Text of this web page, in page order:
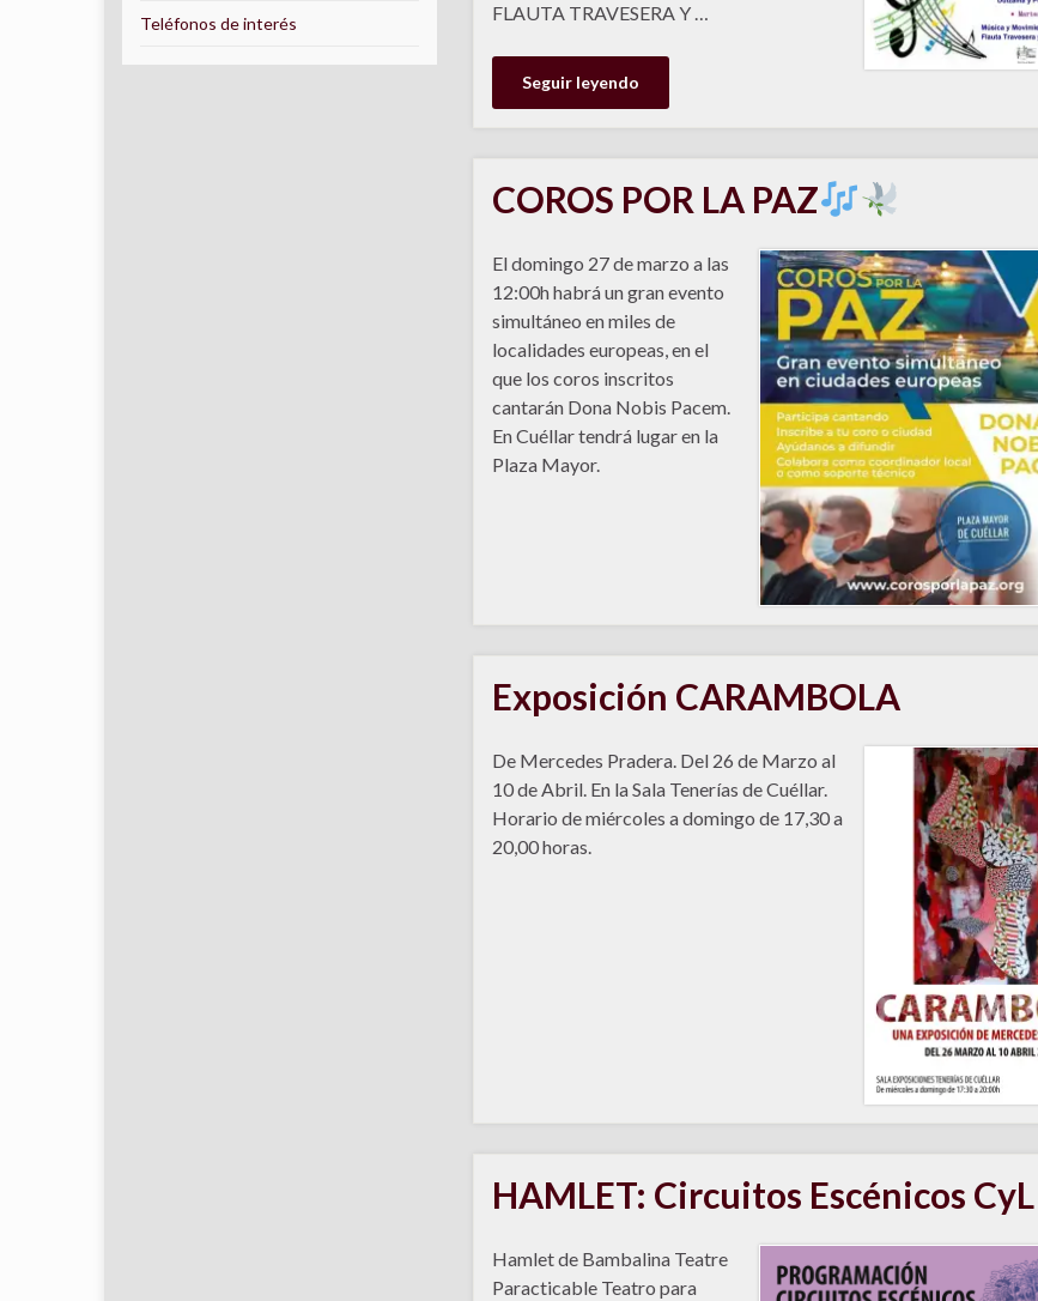
FLAUTA TRAVESERA Y …
Seguir leyendo
COROS POR LA PAZ
El domingo 27 de marzo a las
12:00h habrá un gran evento
simultáneo en miles de
localidades europeas, en el
que los coros inscritos
cantarán Dona Nobis Pacem.
En Cuéllar tendrá lugar en la
Plaza Mayor.
Exposición CARAMBOLA
De Mercedes Pradera. Del 26 de Marzo al
10 de Abril. En la Sala Tenerías de Cuéllar.
Horario de miércoles a domingo de 17,30 a
20,00 horas.
HAMLET: Circuitos Escénicos CyL
Hamlet de Bambalina Teatre
Paracticable Teatro para
Teléfonos de interés